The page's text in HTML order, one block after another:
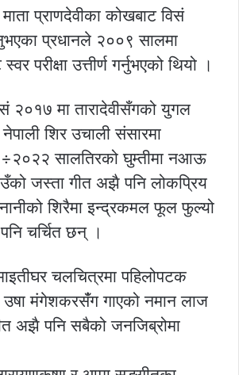
प्राणदेवीका कोखबाट विसं
प्रधानले २००९ सालमा
परीक्षा उत्तीर्ण गर्नुभएको थियो ।
२०१७ मा तारादेवीसँगको युगल
नेपाली शिर उचाली संसारमा
सालतिरको घुम्तीमा नआऊ
जस्ता गीत अझै पनि लोकप्रिय
शिरैमा इन्द्रकमल फूल फुल्यो
चर्चित छन् ।
चलचित्रमा पहिलोपटक
उषा मंगेशकरसँंग गाएको नमान लाज
अझै पनि सबैको जनजिब्रोमा